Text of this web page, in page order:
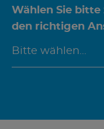
Wählen Sie
den richtigen